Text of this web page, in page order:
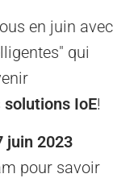
en juin avec
qui
solutions IoE!
juin 2023
pour savoir